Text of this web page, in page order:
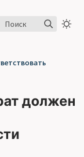
Поиск
должен